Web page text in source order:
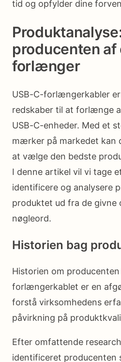
tid og opfylder dine
producenten af
forlænger
USB-C-forlængerkabler
redskaber til at forlænge
USB-C-enheder. Med et
mærker på markedet
at vælge den bedste
I denne artikel vil vi tage
identificere og analysere
produktet ud fra de givne
nøgleord.
Historien bag
Historien om
forlængerkablet er en
forstå virksomhedens
påvirkning på
Efter omfattende
identificeret producenten